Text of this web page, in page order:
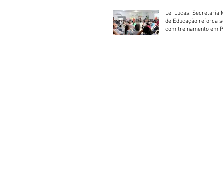
Lei Lucas: Secretaria
de Educação reforça
com treinamento em